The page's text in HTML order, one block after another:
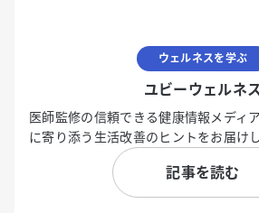
ウェルネスを学ぶ
ユビーウェルネス
医師監修の信頼できる健康情報メディ
に寄り添う生活改善のヒントをお届けし
記事を読む